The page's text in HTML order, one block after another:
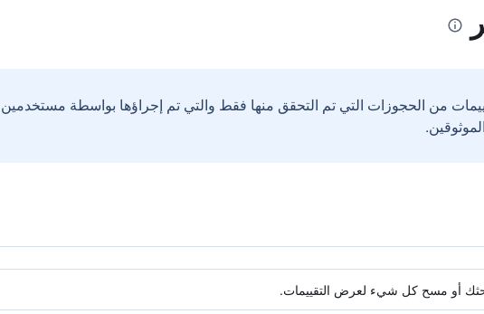
من الحجوزات التي تم التحقق منها فقط والتي تم إجراؤها بواسطة
بحثك أو مسح كل شيء لعرض التقييمات.